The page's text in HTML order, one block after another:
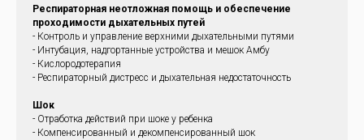
Респираторная неотложная помощь и обеспечение
проходимости дыхательных путей
- Контроль и управление верхними дыхательными путями
- Интубация, надгортанные устройства и мешок Амбу
- Кислородотерапия
- Респираторный дистресс и дыхательная недостаточность
Шок
- Отработка действий при шоке у ребенка
- Компенсированный и декомпенсированный шок